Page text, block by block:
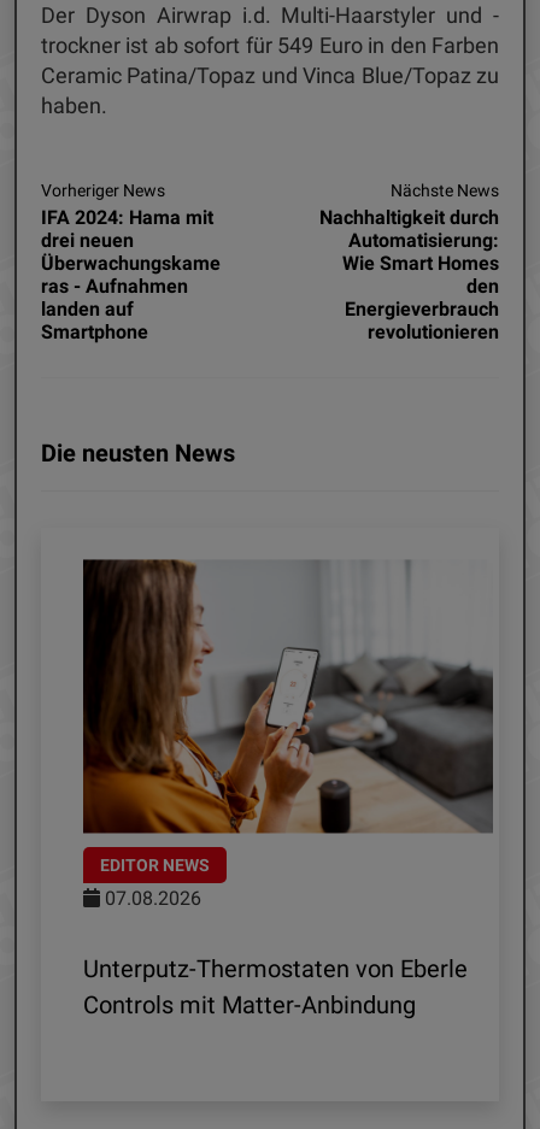
Der Dyson Airwrap i.d. Multi-Haarstyler und -
trockner ist ab sofort für 549 Euro in den Farben
Ceramic Patina/Topaz und Vinca Blue/Topaz zu
haben.
Vorheriger News
IFA 2024: Hama mit
drei neuen
Überwachungskame
ras - Aufnahmen
landen auf
Smartphone
Nächste News
Nachhaltigkeit durch
Automatisierung:
Wie Smart Homes
den
Energieverbrauch
revolutionieren
Die neusten News
EDITOR NEWS
07.08.2026
Unterputz-Thermostaten von Eberle
Controls mit Matter-Anbindung